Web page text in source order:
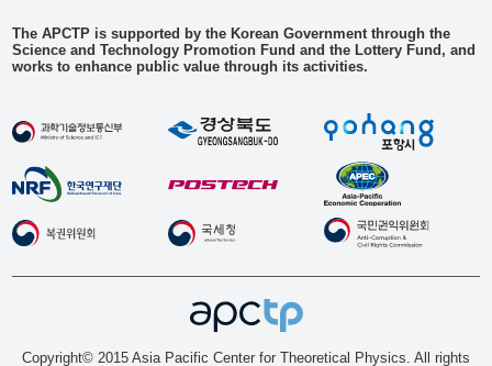
The APCTP is supported by the Korean Government through the
Science and Technology Promotion Fund and the Lottery Fund, and
works to enhance public value through its activities.
Copyright© 2015 Asia Pacific Center for Theoretical Physics. All rights